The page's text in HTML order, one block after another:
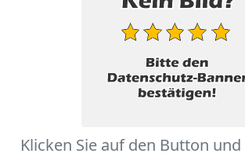
Klicken Sie auf den Button